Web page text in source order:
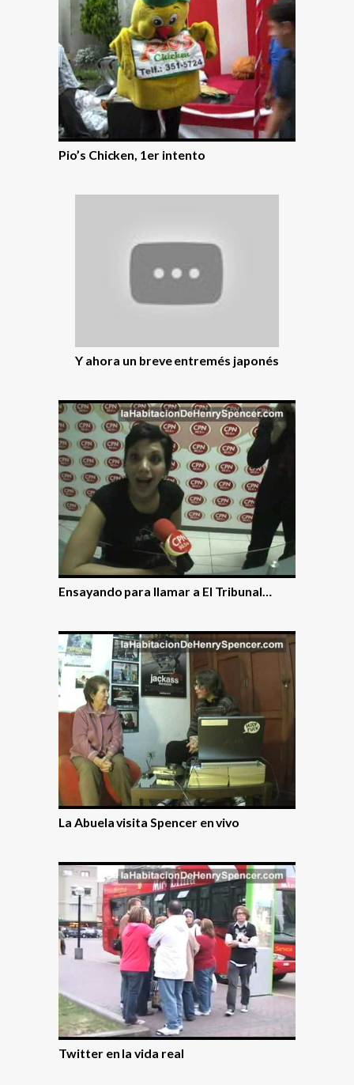
Pio’s Chicken, 1er intento
Y ahora un breve entremés japonés
Ensayando para llamar a El Tribunal…
La Abuela visita Spencer en vivo
Twitter en la vida real